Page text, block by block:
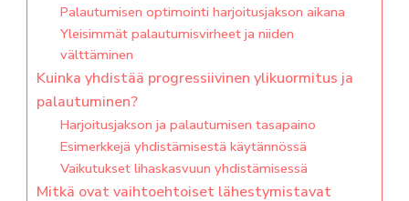
Palautumisen optimointi harjoitusjakson aikana
Yleisimmät palautumisvirheet ja niiden
välttäminen
Kuinka yhdistää progressiivinen ylikuormitus ja
palautuminen?
Harjoitusjakson ja palautumisen tasapaino
Esimerkkejä yhdistämisestä käytännössä
Vaikutukset lihaskasvuun yhdistämisessä
Mitkä ovat vaihtoehtoiset lähestymistavat